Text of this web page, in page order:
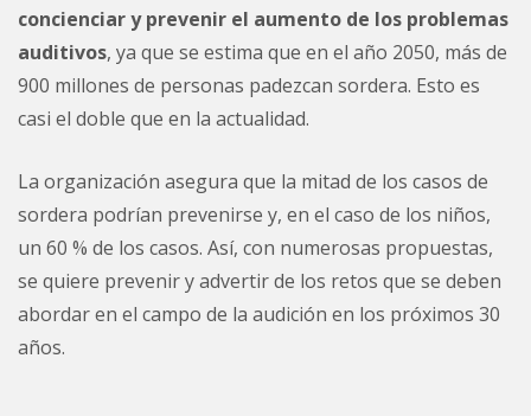
concienciar y prevenir el aumento de los problemas
auditivos, ya que se estima que en el año 2050, más de
900 millones de personas padezcan sordera. Esto es
casi el doble que en la actualidad.
La organización asegura que la mitad de los casos de
sordera podrían prevenirse y, en el caso de los niños,
un 60 % de los casos. Así, con numerosas propuestas,
se quiere prevenir y advertir de los retos que se deben
abordar en el campo de la audición en los próximos 30
años.